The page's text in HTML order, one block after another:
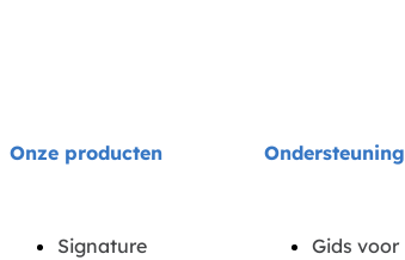
Onze producten
Signature
Ondersteuning
Gids voor